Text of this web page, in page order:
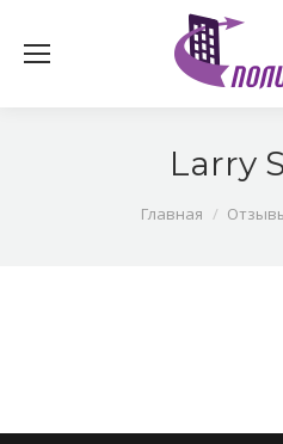
Larry
Главная